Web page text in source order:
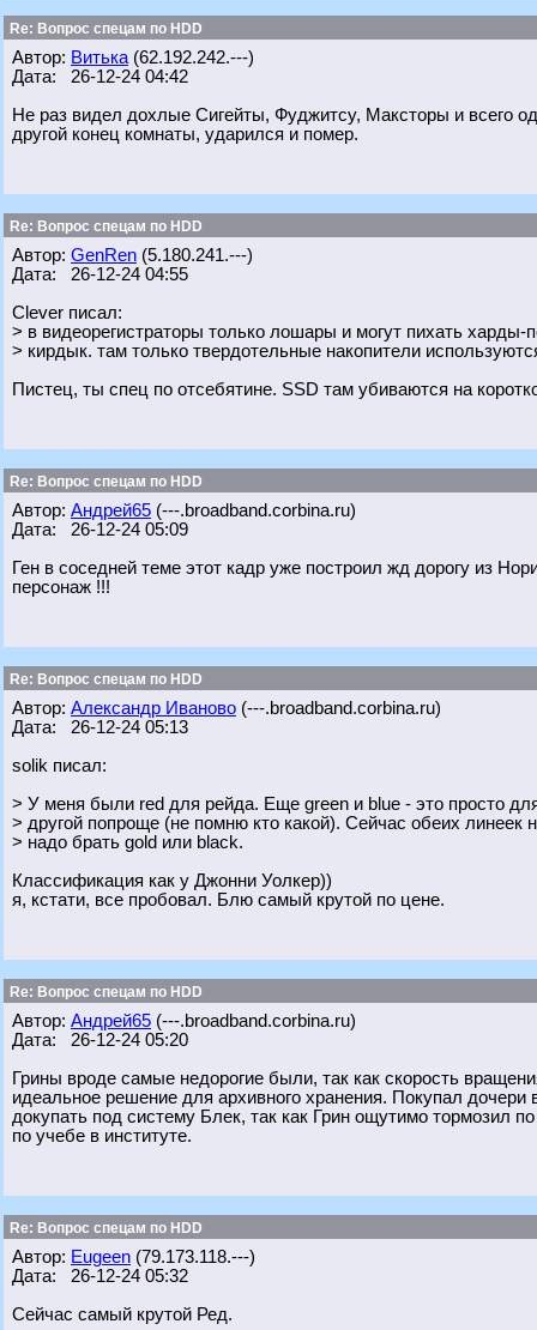
Re: Вопрос спецам по HDD
Автор: Витька (62.192.242.---)
Дата: 26-12-24 04:42
Не раз видел дохлые Сигейты, Фуджитсу, Максторы и всего
другой конец комнаты, ударился и помер.
Re: Вопрос спецам по HDD
Автор: GenRen (5.180.241.---)
Дата: 26-12-24 04:55
Clever писал:
> в видеорегистраторы только лошары и могут пихать харды-
> кирдык. там только твердотельные накопители
Пистец, ты спец по отсебятине. SSD там убиваются на
Re: Вопрос спецам по HDD
Автор: Андрей65 (---.broadband.corbina.ru)
Дата: 26-12-24 05:09
Ген в соседней теме этот кадр уже построил жд дорогу из
персонаж !!!
Re: Вопрос спецам по HDD
Автор: Александр Иваново (---.broadband.corbina.ru)
Дата: 26-12-24 05:13
solik писал:
> У меня были red для рейда. Еще green и blue - это просто
> другой попроще (не помню кто какой). Сейчас обеих линеек
> надо брать gold или black.
Классификация как у Джонни Уолкер))
я, кстати, все пробовал. Блю самый крутой по цене.
Re: Вопрос спецам по HDD
Автор: Андрей65 (---.broadband.corbina.ru)
Дата: 26-12-24 05:20
Грины вроде самые недорогие были, так как скорость
идеальное решение для архивного хранения. Покупал
докупать под систему Блек, так как Грин ощутимо тормозил
по учебе в институте.
Re: Вопрос спецам по HDD
Автор: Eugeen (79.173.118.---)
Дата: 26-12-24 05:32
Сейчас самый крутой Ред.